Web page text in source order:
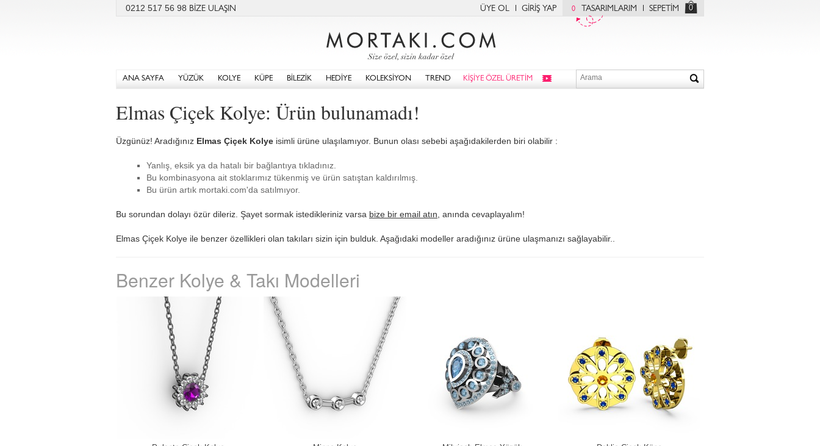
0212 517 56 98 BİZE ULAŞIN ÜYE OL GİRİŞ YAP 0 TASARIMLARIM SEPETİM 0
ANA SAYFA YÜZÜK KOLYE KÜPE BİLEZİK HEDİYE KOLEKSİYON TREND KİŞİYE ÖZEL ÜRETİM
Elmas Çiçek Kolye: Ürün bulunamadı!
Üzgünüz! Aradığınız Elmas Çiçek Kolye isimli ürüne ulaşılamıyor. Bunun olası sebebi aşağıdakilerden biri olabilir :
Yanlış, eksik ya da hatalı bir bağlantıya tıkladınız.
Bu kombinasyona ait stoklarımız tükenmiş ve ürün satıştan kaldırılmış.
Bu ürün artık mortaki.com'da satılmıyor.
Bu sorundan dolayı özür dileriz. Şayet sormak istedikleriniz varsa bize bir email atın , anında cevaplayalım!
Elmas Çiçek Kolye ile benzer özellikleri olan takıları sizin için bulduk. Aşağıdaki modeller aradığınız ürüne ulaşmanızı sağlayabilir..
Benzer Kolye & Takı Modelleri